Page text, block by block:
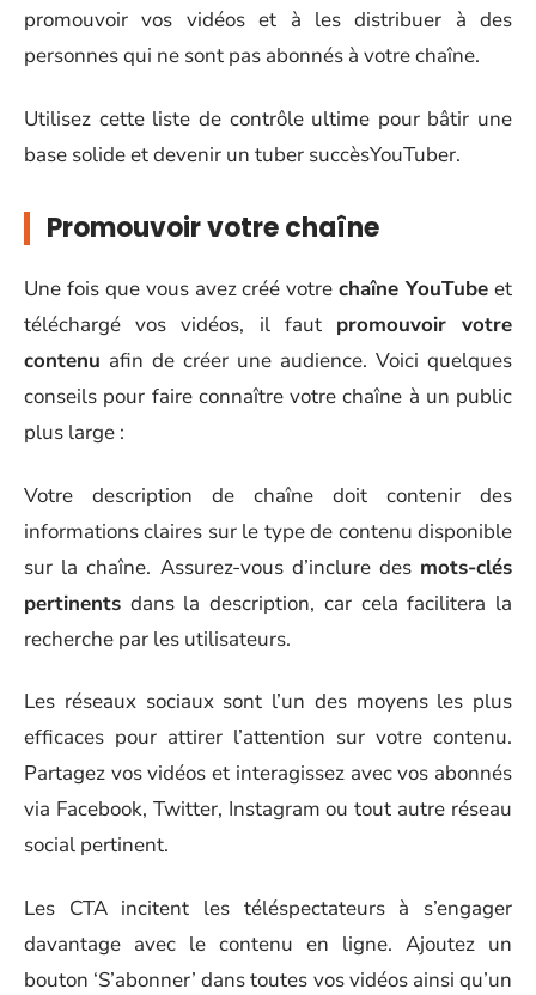
promouvoir vos vidéos et à les distribuer à des
personnes qui ne sont pas abonnés à votre chaîne.
Utilisez cette liste de contrôle ultime pour bâtir une
base solide et devenir un tuber succèsYouTuber.
Promouvoir votre chaîne
Une fois que vous avez créé votrechaîne YouTube et
téléchargé vos vidéos, il faut promouvoir votre
contenu afin de créer une audience. Voici quelques
conseils pour faire connaître votre chaîne à un public
plus large :
Votre description de chaîne doit contenir des
informations claires sur le type de contenu disponible
sur la chaîne. Assurez-vous d’inclure des mots-clés
pertinents dans la description, car cela facilitera la
recherche par les utilisateurs.
Les réseaux sociaux sont l’un des moyens les plus
efficaces pour attirer l’attention sur votre contenu.
Partagez vos vidéos et interagissez avec vos abonnés
via Facebook, Twitter, Instagram ou tout autre réseau
social pertinent.
Les CTA incitent les téléspectateurs à s’engager
davantage avec le contenu en ligne. Ajoutez un
bouton ‘S’abonner’ dans toutes vos vidéos ainsi qu’un